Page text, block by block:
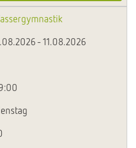
- 11.08.2026